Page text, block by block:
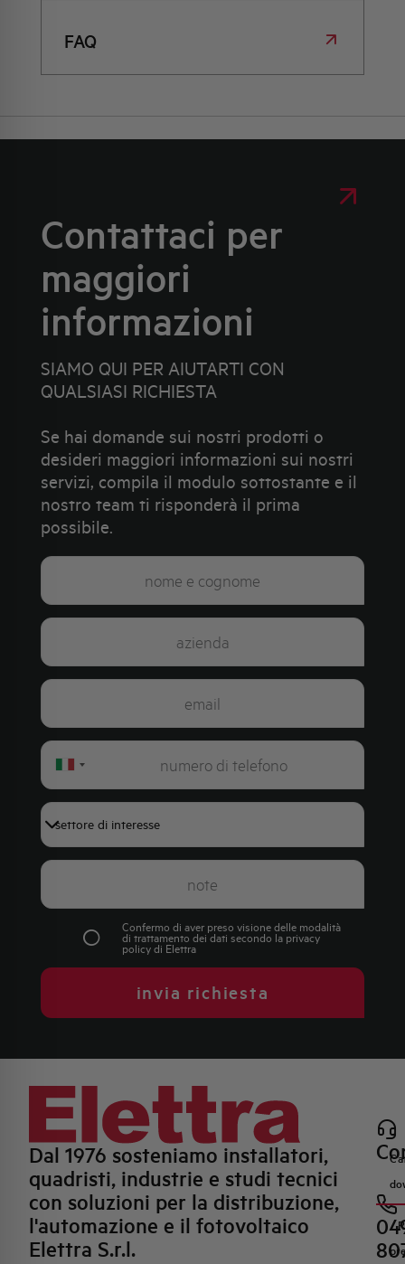
FAQ
Contattaci per
maggiori
informazioni
SIAMO QUI PER AIUTARTI CON
QUALSIASI RICHIESTA
Se hai domande sui nostri prodotti o
desideri maggiori informazioni sui nostri
servizi, compila il modulo sottostante e il
nostro team ti risponderà il prima
possibile.
Italy
Confermo di aver preso visione delle modalità
di trattamento dei dati secondo la privacy
policydi Elettra
invia richiesta
Dal 1976 sosteniamo installatori,
quadristi, industrie e studi tecnici
con soluzioni per la distribuzione,
l'automazione e il fotovoltaico
Elettra S.r.l.